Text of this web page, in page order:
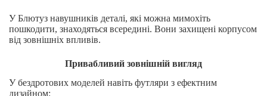
У Блютуз навушників деталі, які можна мимохіть
пошкодити, знаходяться всередині. Вони захищені корпусом
від зовнішніх впливів.
Привабливий зовнішній вигляд
У бездротових моделей навіть футляри з ефектним
дизайном: